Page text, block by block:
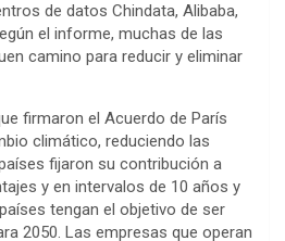
de datos Chindata, Alibaba,
el informe, muchas de las
camino para reducir y eliminar
firmaron el Acuerdo de París
climático, reduciendo las
fijaron su contribución a
y en intervalos de 10 años y
tengan el objetivo de ser
2050. Las empresas que operan